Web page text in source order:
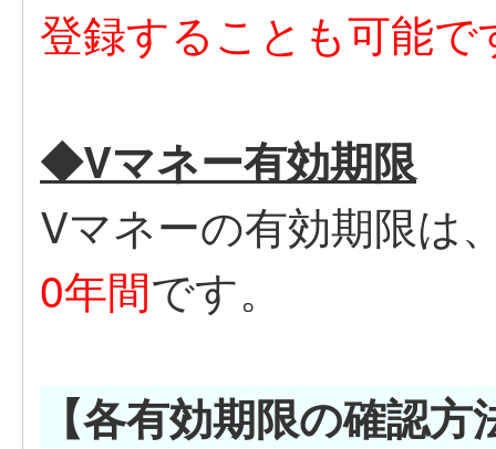
登録することも可能で
◆Vマネー有効期限
Vマネーの有効期限は
0年間です。
【各有効期限の確認方